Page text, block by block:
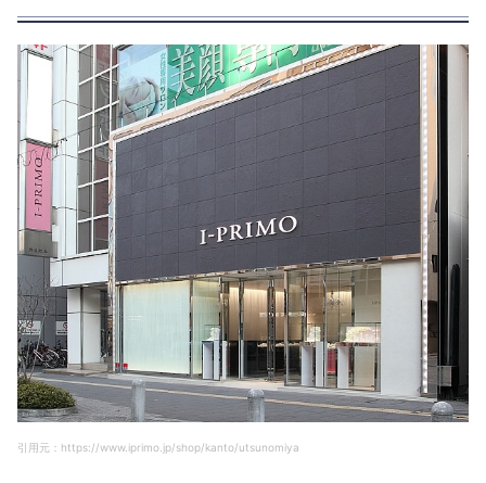
引用元：https://www.iprimo.jp/shop/kanto/utsunomiya